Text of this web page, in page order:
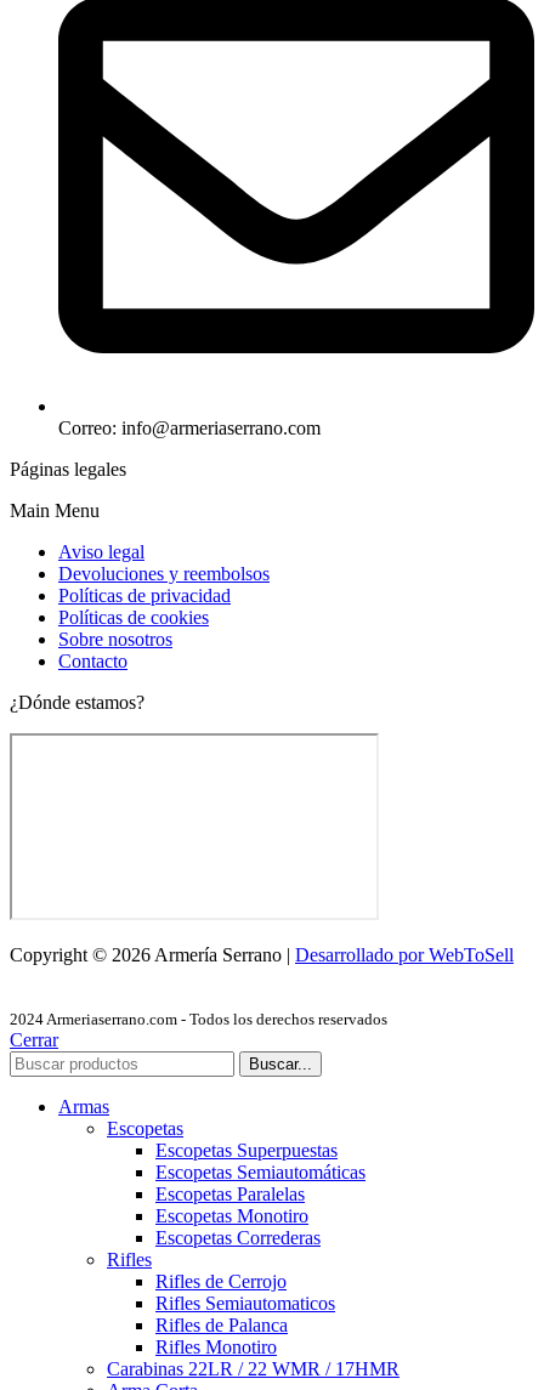
Correo: info@armeriaserrano.com
Páginas legales
Main Menu
Aviso legal
Devoluciones y reembolsos
Políticas de privacidad
Políticas de cookies
Sobre nosotros
Contacto
¿Dónde estamos?
Copyright © 2026 Armería Serrano | Desarrollado por WebToSell
2024 Armeriaserrano.com - Todos los derechos reservados
Cerrar
Buscar...
Armas
Escopetas
Escopetas Superpuestas
Escopetas Semiautomáticas
Escopetas Paralelas
Escopetas Monotiro
Escopetas Correderas
Rifles
Rifles de Cerrojo
Rifles Semiautomaticos
Rifles de Palanca
Rifles Monotiro
Carabinas 22LR / 22 WMR / 17HMR